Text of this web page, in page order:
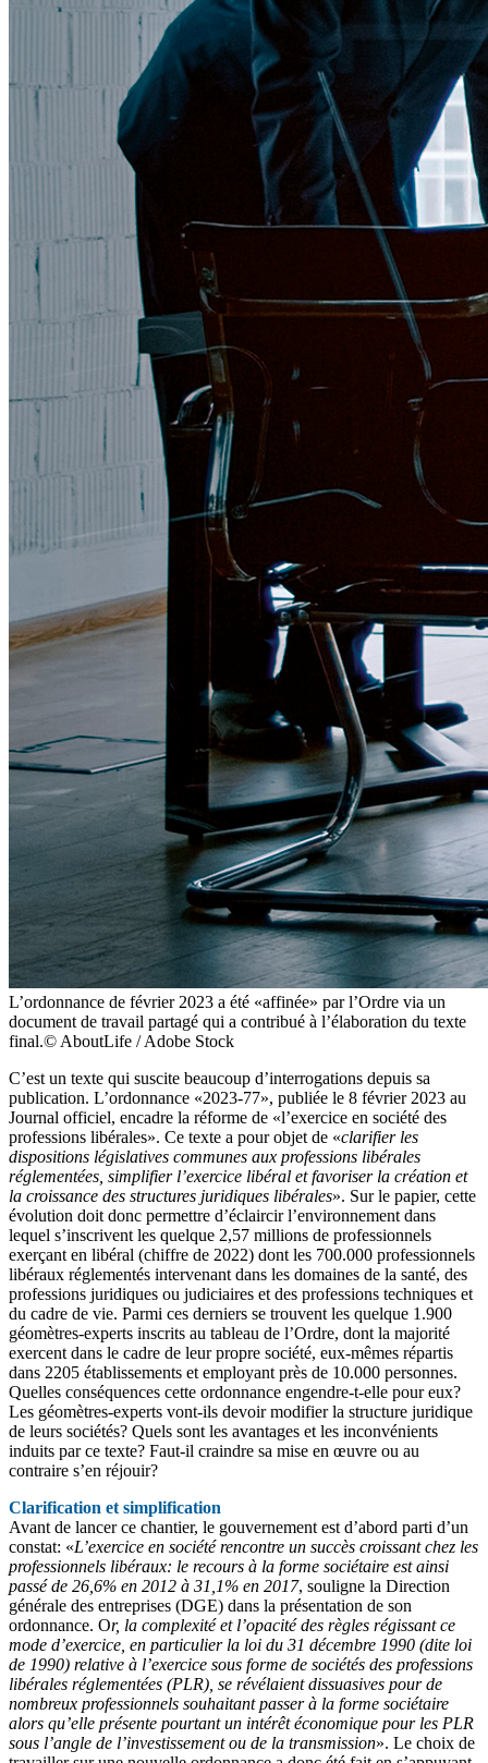
L’ordonnance de février 2023 a été «affinée» par l’Ordre via un
document de ­travail partagé qui a contribué à l’élaboration du texte
final.© AboutLife / Adobe Stock
C’est un texte qui suscite beaucoup d’interrogations depuis sa
publication. L’ordonnance «2023-77», publiée le 8 février 2023 au
Journal officiel, encadre la réforme de «l’exercice en société des
professions libérales». Ce texte a pour objet de «clarifier les
dispositions législatives communes aux professions libérales
réglementées, simplifier l’exercice libéral et favoriser la création et
la croissance des structures juridiques libérales». Sur le papier, cette
évolution doit donc permettre d’éclaircir l’environnement dans
lequel s’inscrivent les quelque 2,57 millions de professionnels
exerçant en libéral (chiffre de 2022) dont les 700.000 professionnels
libéraux réglementés intervenant dans les domaines de la santé, des
professions juridiques ou judiciaires et des professions techniques et
du cadre de vie. Parmi ces derniers se trouvent les quelque 1.900
géomètres-experts inscrits au tableau de l’Ordre, dont la majorité
exercent dans le cadre de leur propre société, eux-mêmes répartis
dans 2205 établissements et employant près de 10.000 personnes.
Quelles conséquences cette ordonnance engendre-t-elle pour eux?
Les géomètres-experts vont-ils devoir modifier la structure juridique
de leurs sociétés? Quels sont les avantages et les inconvénients
induits par ce texte? Faut-il craindre sa mise en œuvre ou au
contraire s’en réjouir?
Clarification et simplification
Avant de lancer ce chantier, le gouvernement est d’abord parti d’un
constat: «L’exercice en société rencontre un succès croissant chez les
professionnels libéraux: le recours à la forme sociétaire est ainsi
passé de 26,6% en 2012 à 31,1% en 2017, souligne la Direction
générale des entreprises (DGE) dans la présentation de son
ordonnance. Or, la complexité et l’opacité des règles régissant ce
mode d’exercice, en particulier la loi du 31 décembre 1990 (dite loi
de 1990) relative à l’exercice sous forme de sociétés des professions
libérales réglementées (PLR), se révélaient dissuasives pour de
nombreux professionnels souhaitant passer à la forme sociétaire
alors qu’elle présente pourtant un intérêt économique pour les PLR
sous l’angle de l’investissement ou de la transmission». Le choix de